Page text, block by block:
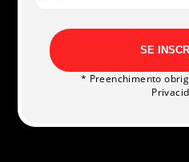
SE
* Preenchimento